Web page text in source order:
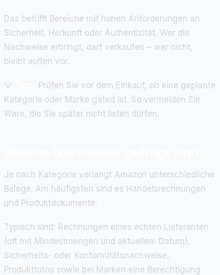
Das betrifft Bereiche mit hohen Anforderungen an
Sicherheit, Herkunft oder Authentizität. Wer die
Nachweise erbringt, darf verkaufen – wer nicht,
bleibt außen vor.
💡
Prüfen Sie vor dem Einkauf, ob eine geplante
Kategorie oder Marke gated ist. So vermeiden Sie
Ware, die Sie später nicht listen dürfen.
Je nach Kategorie verlangt Amazon unterschiedliche
Belege. Am häufigsten sind es Handelsrechnungen
und Produktdokumente.
Typisch sind: Rechnungen eines echten Lieferanten
(oft mit Mindestmengen und aktuellem Datum),
Sicherheits- oder Konformitätsnachweise,
Produktfotos sowie bei Marken eine Berechtigung